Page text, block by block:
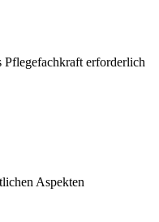
Pflegefachkraft erforderlich
Aspekten